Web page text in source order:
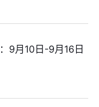
9月10日-9月16日